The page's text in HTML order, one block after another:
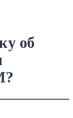
об